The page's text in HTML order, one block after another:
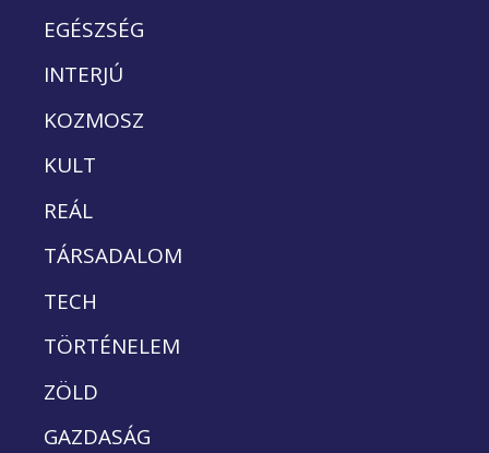
EGÉSZSÉG
INTERJÚ
KOZMOSZ
KULT
REÁL
TÁRSADALOM
TECH
TÖRTÉNELEM
ZÖLD
GAZDASÁG